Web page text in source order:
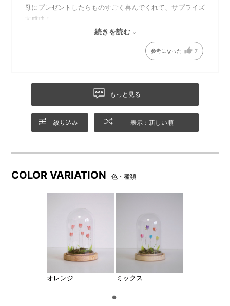
ラーは現在販売しておりませ
ん。）
らのカラーは現在販売してお
母にプレゼントしたらものすごく喜んでくれて、サプライズ
大成功！
丁寧に包装して頂きありがとうございました！
続きを読む
参考になった 7
もっと見る
絞り込み 表示：新しい順
COLOR VARIATION 色・種類
オレンジ ミックス